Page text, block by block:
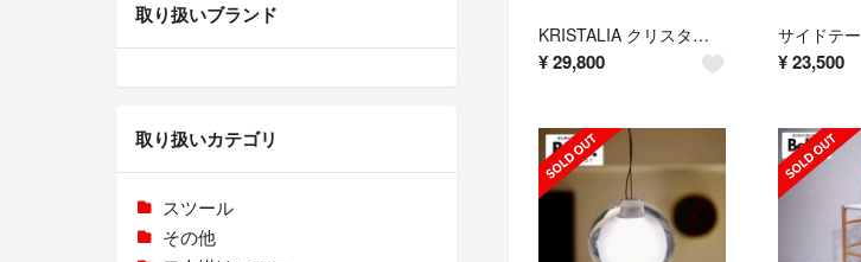
KRISTALIA クリスタリア POULE ポール カウンターテーブル
¥29,800 ¥23,500
取り扱いブランド
取り扱いカテゴリ
スツール
その他